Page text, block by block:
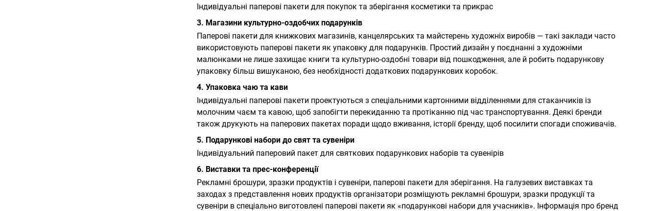
Індивідуальні паперові пакети для покупок та зберігання косметики та прикрас
3. Магазини культурно-оздобчих подарунків
Паперові пакети для книжкових магазинів, канцелярських та майстерень художніх виробів — такі заклади часто
використовують паперові пакети як упаковку для подарунків. Простий дизайн у поєднанні з художніми
малюнками не лише захищає книги та культурно-оздобні товари від пошкодження, але й робить подарункову
упаковку більш вишуканою, без необхідності додаткових подарункових коробок.
4. Упаковка чаю та кави
Індивідуальні паперові пакети проектуються з спеціальними картонними відділеннями для стаканчиків із
молочним чаєм та кавою, щоб запобігти перекиданню та протіканню під час транспортування. Деякі бренди
також друкують на паперових пакетах поради щодо вживання, історії бренду, щоб посилити спогади споживачів.
5. Подарункові набори до свят та сувеніри
Індивідуальний паперовий пакет для святкових подарункових наборів та сувенірів
6. Виставки та прес-конференції
Рекламні брошури, зразки продуктів і сувеніри, паперові пакети для зберігання. На галузевих виставках та
заходах з представлення нових продуктів організатори розміщують рекламні брошури, зразки продукції та
сувеніри в спеціально виготовлені паперові пакети як «подарункові набори для учасників». Інформація про бренд